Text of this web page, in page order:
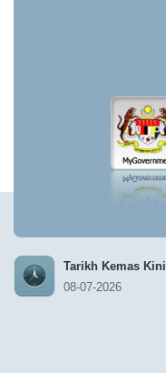
Tarikh Kemas Kini
08-07-2026